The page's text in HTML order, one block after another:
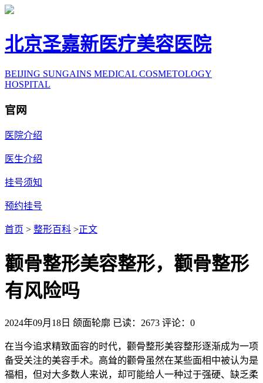
北京圣嘉新医疗美容医院
BEIJING SUNGAINS MEDICAL COSMETOLOGY
HOSPITAL
官网
医院介绍
医生介绍
挂号须知
预约挂号
首页 > 整形百科 >正文
颧骨整形美容整形，颧骨整形
有风险吗
2024年09月18日 颌面轮廓 已读：2673 评论：0
在当今追求精致面容的时代，颧骨整形美容整形逐渐成为一项
备受关注的美容手术。高耸的颧骨虽然在某些面相中被认为是
福相，但对大多数人来说，却可能给人一种过于强硬、缺乏柔